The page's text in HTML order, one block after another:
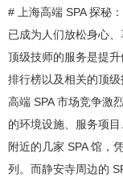
# 上海高端 SPA 探秘
已成为人们放松身心
顶级技师的服务是提
排行榜以及相关的顶
高端 SPA 市场竞争激
的环境设施、服务项
附近的几家 SPA 馆，
列。而静安寺周边的